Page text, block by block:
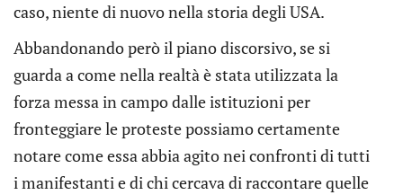
caso, niente di nuovo nella storia degli USA.
Abbandonando però il piano discorsivo, se si
guarda a come nella realtà è stata utilizzata la
forza messa in campo dalle istituzioni per
fronteggiare le proteste possiamo certamente
notare come essa abbia agito nei confronti di tutti
i manifestanti e di chi cercava di raccontare quelle